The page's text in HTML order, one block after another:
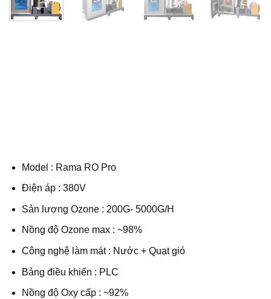
Model : Rama RO Pro
Điện áp : 380V
Sản lượng Ozone : 200G- 5000G/H
Nồng độ Ozone max : ~98%
Công nghệ làm mát : Nước + Quạt gió
Bảng điều khiển : PLC
Nồng độ Oxy cấp : ~92%